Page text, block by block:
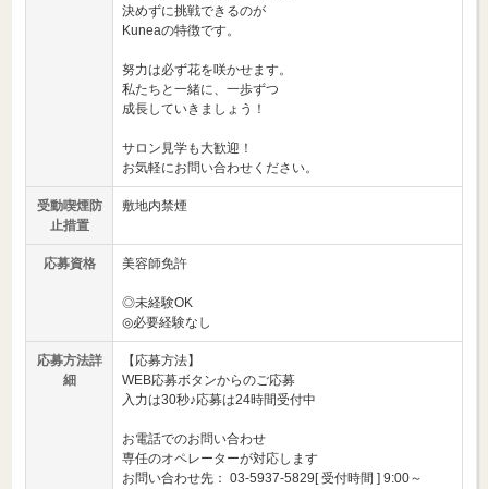
決めずに挑戦できるのが
Kuneaの特徴です。
努力は必ず花を咲かせます。
私たちと一緒に、一歩ずつ
成長していきましょう！
サロン見学も大歓迎！
お気軽にお問い合わせください。
受動喫煙防
止措置
敷地内禁煙
応募資格 美容師免許
◎未経験OK
◎必要経験なし
応募方法詳
細
【応募方法】
WEB応募ボタンからのご応募
入力は30秒♪応募は24時間受付中
お電話でのお問い合わせ
専任のオペレーターが対応します
お問い合わせ先： 03-5937-5829[ 受付時間 ] 9:00～